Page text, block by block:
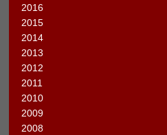
2016
2015
2014
2013
2012
2011
2010
2009
2008